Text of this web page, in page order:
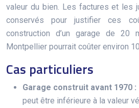
valeur du bien. Les factures et les
conservés pour justifier ces
construction d’un garage de 20
Montpellier pourrait coûter environ
Cas particuliers
Garage construit avant 1970 :
peut être inférieure à la valeur